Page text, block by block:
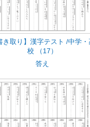
き取り】漢字テスト /中学・
校 （17）
答え